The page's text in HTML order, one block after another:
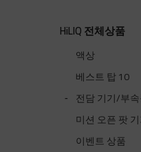
HiLIQ 전체상품
액상
베스트 탑 10
전담 기기/부
미션 오픈 팟
이벤트 상품